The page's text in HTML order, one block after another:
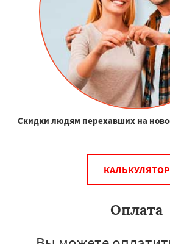
Скидки людям перехавших на
КАЛЬКУЛЯТОР
Оплата